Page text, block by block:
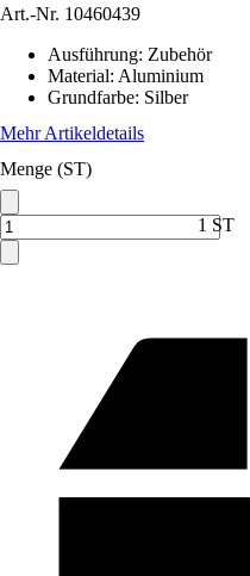
Art.-Nr. 10460439
Ausführung: Zubehör
Material: Aluminium
Grundfarbe: Silber
Mehr Artikeldetails
Menge (ST)
1 ST